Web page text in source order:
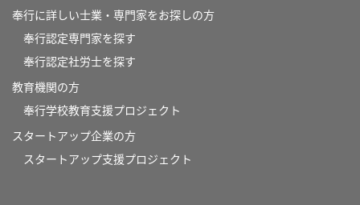
奉行に詳しい士業・専門家をお探しの方
奉行認定専門家を探す
奉行認定社労士を探す
教育機関の方
奉⾏学校教育⽀援プロジェクト
スタートアップ企業の方
スタートアップ支援プロジェクト